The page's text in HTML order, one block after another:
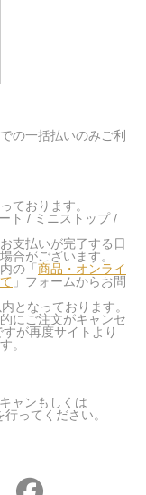
の一括払いのみご利
ております。
ト / ミニストップ /
支払いが完了する日
合がございます。
の「 商品・オンライ
」フォームからお問
となっております。
にご注文がキャンセ
が再度サイトより
。
ャンもしくは
ってください。